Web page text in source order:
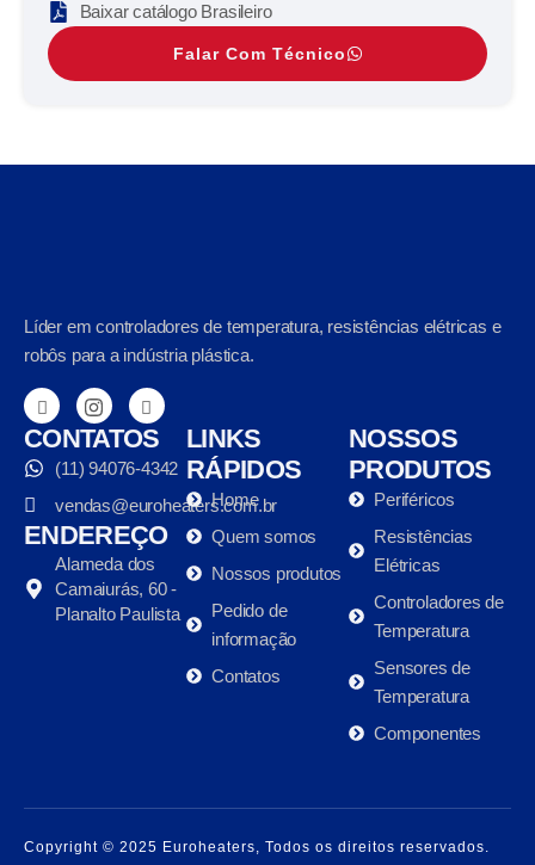
Baixar catálogo Brasileiro
Falar Com Técnico
Líder em controladores de temperatura, resistências elétricas e
robôs para a indústria plástica.
CONTATOS
(11) 94076-4342
vendas@euroheaters.com.br
ENDEREÇO
Alameda dos
Camaiurás, 60 -
Planalto Paulista
LINKS
RÁPIDOS
Home
Quem somos
Nossos produtos
Pedido de
informação
Contatos
NOSSOS
PRODUTOS
Periféricos
Resistências
Elétricas
Controladores de
Temperatura
Sensores de
Temperatura
Componentes
Copyright © 2025 Euroheaters, Todos os direitos reservados.